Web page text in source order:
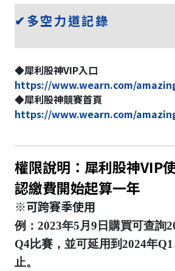
✔多空力道記錄
◆犀利股神VIP入口
https://www.wearn.com/
◆犀利股神競賽首頁
https://www.wearn.com/
權限說明：犀利股神VIP
認繳費開始起算一年
※可跨賽季使用
例：2023年5月9日購買可查詢
Q4比賽，並可延用到2024年
止。